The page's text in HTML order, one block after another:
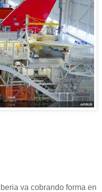
va cobrando forma en